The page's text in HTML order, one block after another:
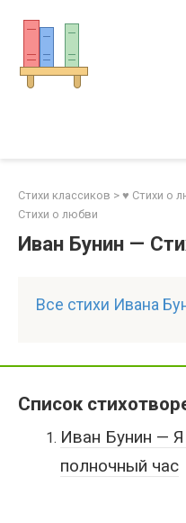
контенту
Стихи классиков > ♥ Стихи о
Стихи о любви
Иван Бунин —
Все стихи Ивана
Список
Иван Бунин —
полночный час